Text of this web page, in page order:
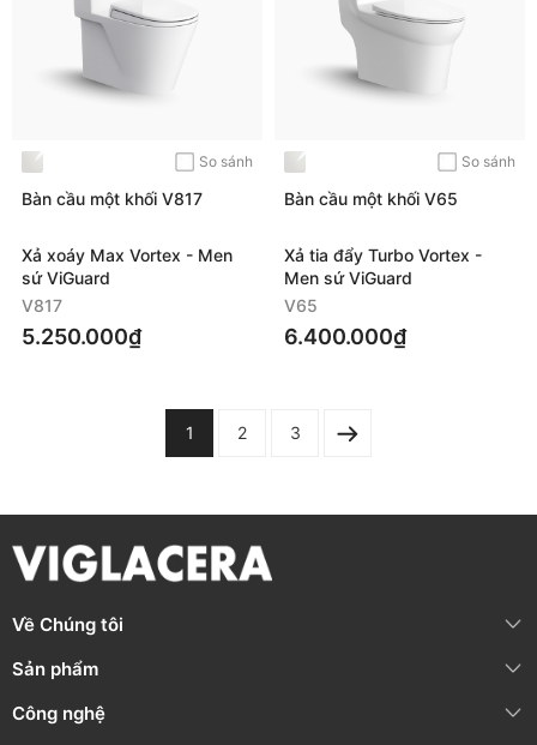
So sánh
Bàn cầu một khối V817
Xả xoáy Max Vortex - Men
sứ ViGuard
V817
5.250.000₫
So sánh
Bàn cầu một khối V65
Xả tia đẩy Turbo Vortex -
Men sứ ViGuard
V65
6.400.000₫
1 2 3
Về Chúng tôi
Sản phẩm
Công nghệ